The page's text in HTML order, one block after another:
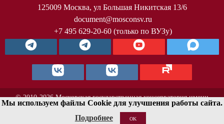
125009 Москва, ул Большая Никитская 13/6
document@mosconsv.ru
+7 495 629-20-60 (только по ВУЗу)
© 2010-2026 Московская государственная консерватория имени
П.И.Чайковского. Все права защищены.
Мы используем файлы Cookie для улучшения работы сайта.
Подробнее
OK